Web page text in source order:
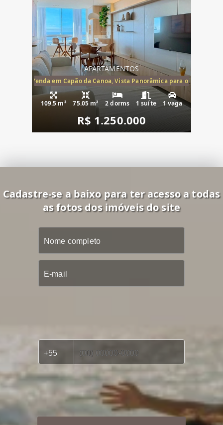
APARTAMENTOS
Mar à Venda em Capão da Canoa, Vista Panorâmica para o Mar, 2
109.5 m² 75.05 m² 2 dorms 1 suíte 1 vaga
R$ 1.250.000
Cadastre-se a baixo para ter acesso a todas
as fotos dos imóveis do site